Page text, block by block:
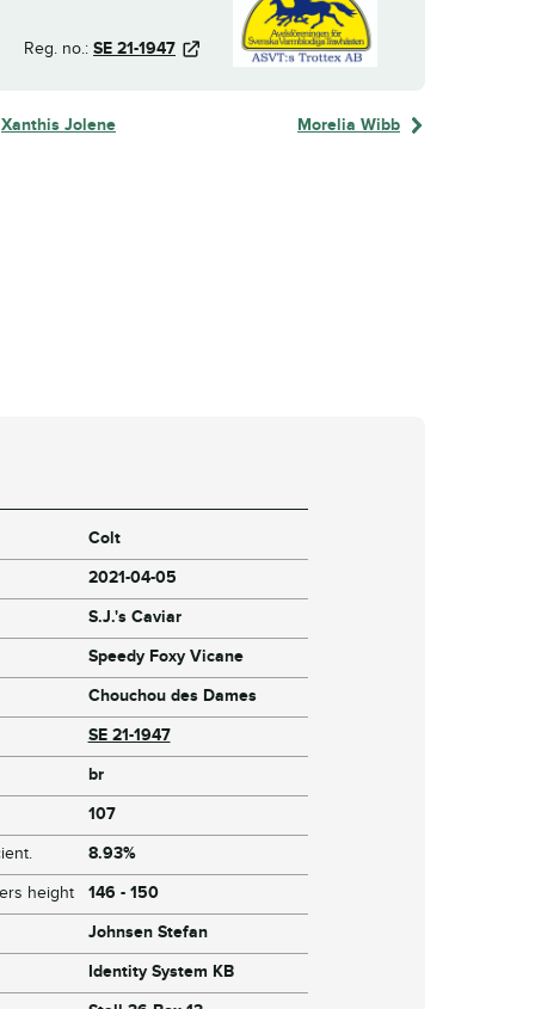
Reg. no.: SE 21-1947
Xanthis Jolene Morelia Wibb
Colt
2021-04-05
S.J.'s Caviar
Speedy Foxy Vicane
Chouchou des Dames
SE 21-1947
br
107
8.93%
height
146 - 150
Johnsen Stefan
Identity System KB